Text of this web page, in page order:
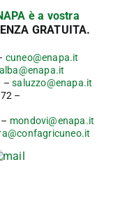
è a vostra
GRATUITA.
cuneo@enapa.it
alba@enapa.it
–saluzzo@enapa.it
–
mondovi@enapa.it